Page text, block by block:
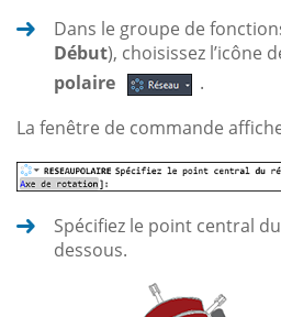
Dans le groupe de
Début), choisissez l’icône
polaire
.
La fenêtre de commande
Spécifiez le point central
dessous.